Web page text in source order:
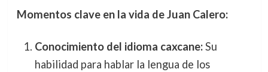
Momentos clave en la vida de Juan Calero:
Conocimiento del idioma caxcane:Su
habilidad para hablar la lengua de los